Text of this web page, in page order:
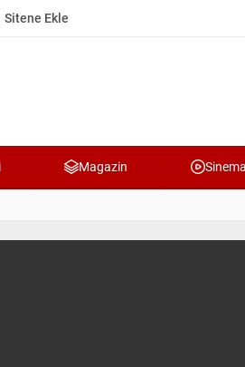
Sitene Ekle
Magazin Sinema